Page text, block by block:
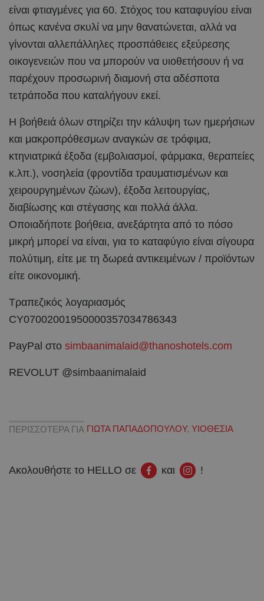
είναι φτιαγμένες για 60. Στόχος του καταφυγίου είναι
όπως κανένα σκυλί να μην θανατώνεται, αλλά να
γίνονται αλλεπάλληλες προσπάθειες εξεύρεσης
οικογενειών που να μπορούν να υιοθετήσουν ή να
παρέχουν προσωρινή διαμονή στα αδέσποτα
τετράποδα που καταλήγουν εκεί.
Η βοήθειά όλων στηρίζει την κάλυψη των ημερήσιων
και μακροπρόθεσμων αναγκών σε τρόφιμα,
κτηνιατρικά έξοδα (εμβολιασμοί, φάρμακα, θεραπείες
κ.λπ.), νοσηλεία (φροντίδα τραυματισμένων και
χειρουργημένων ζώων), έξοδα λειτουργίας,
διαβίωσης και στέγασης και πολλά άλλα.
Οποιαδήποτε βοήθεια, ανεξάρτητα από το πόσο
μικρή μπορεί να είναι, για το καταφύγιο είναι σίγουρα
πολύτιμη, είτε με τη δωρεά αντικειμένων / προϊόντων
είτε οικονομική.
Τραπεζικός λογαριασμός
CY07002001950000357034786343
PayPal στο simbaanimalaid@thanoshotels.com
REVOLUT @simbaanimalaid
ΠΕΡΙΣΣΟΤΕΡΑ ΓΙΑ ΓΙΩΤΑ ΠΑΠΑΔΟΠΟΥΛΟΥ, ΥΙΟΘΕΣΙΑ
Ακολουθήστε το HELLO σε και !